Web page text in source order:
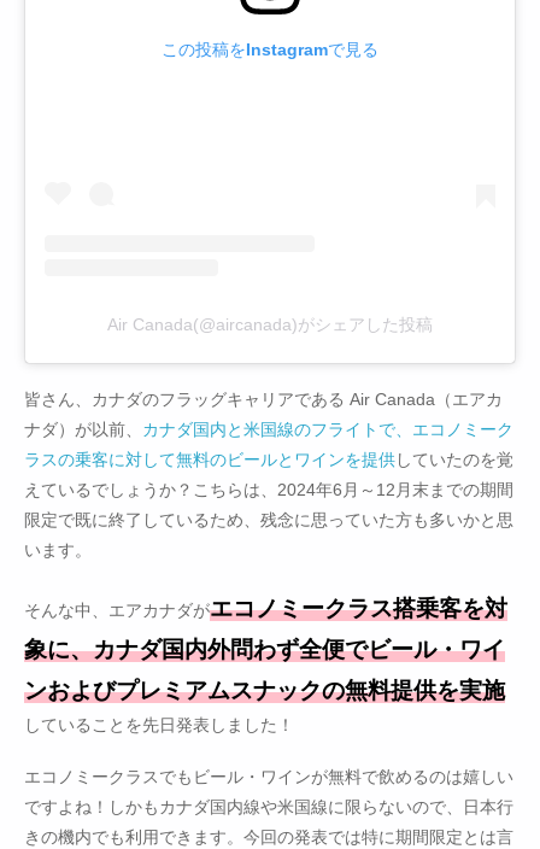
この投稿をInstagramで見る
Air Canada(@aircanada)がシェアした投稿
皆さん、カナダのフラッグキャリアである Air Canada（エアカ
ナダ）が以前、 カナダ国内と米国線のフライトで、エコノミーク
ラスの乗客に対して無料のビールとワインを提供していたのを覚
えているでしょうか？こちらは、2024年6月～12月末までの期間
限定で既に終了しているため、残念に思っていた方も多いかと思
います。
そんな中、エアカナダがエコノミークラス搭乗客を対
象に、カナダ国内外問わず全便でビール・ワイ
ンおよびプレミアムスナックの無料提供を実施
していることを先日発表しました！
エコノミークラスでもビール・ワインが無料で飲めるのは嬉しい
ですよね！しかもカナダ国内線や米国線に限らないので、日本行
きの機内でも利用できます。今回の発表では特に期間限定とは言